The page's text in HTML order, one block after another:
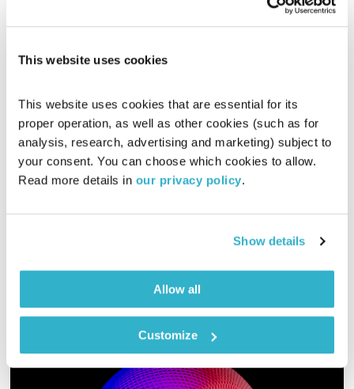
This website uses cookies
This website uses cookies that are essential for its
proper operation, as well as other cookies (such as for
analysis, research, advertising and marketing) subject to
your consent. You can choose which cookies to allow.
Read more details in our privacy policy.
Show details
Allow all
Customize
הגרוב השישי – 22.7.22
הגרוב השישי
רמונה נקדימון
מוזיקה שמחברת עולמות בעריכת רמונה נקדימון
אודיו